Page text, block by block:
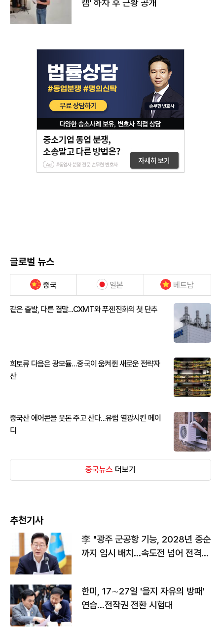
캠' 하차 후 근황 공개
글로벌 뉴스
중국 일본 베트남
같은 출발, 다른 결말...CXMT와 푸젠진화의 첫 단추
희토류 다음은 광모듈…중국이 움켜쥔 새로운 전략자
산
중국산 에어콘을 웃돈 주고 산다...유럽 열광시킨 메이
디
중국뉴스 더보기
추천기사
李 "광주 군공항 기능, 2028년 중순
까지 임시 배치…속도전 넘어 전격
한미, 17∼27일 '을지 자유의 방패'
연습…전작권 전환 시험대